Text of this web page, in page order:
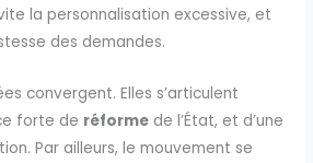
la personnalisation excessive, et
des demandes.
convergent. Elles s’articulent
forte de réforme de l’État, et d’une
Par ailleurs, le mouvement se